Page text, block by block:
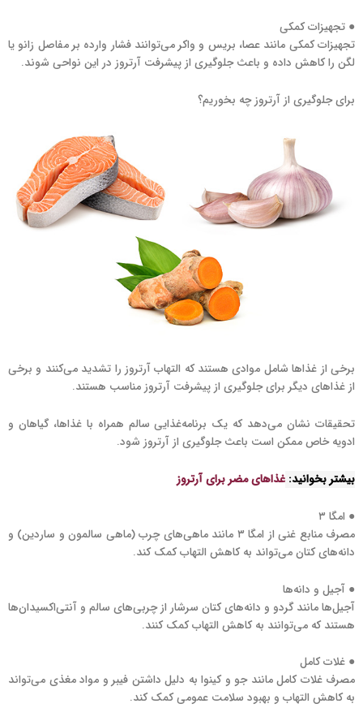
● تجهیزات کمکی
تجهیزات کمکی مانند عصا، بریس و واکر می‌توانند فشار وارده بر مفاصل زانو یا
لگن را کاهش داده و باعث جلوگیری از پیشرفت آرتروز در این نواحی شوند.
برای جلوگیری از آرتروز چه بخوریم؟
برخی از غذاها شامل موادی هستند که التهاب آرتروز را تشدید می‌کنند و برخی
از غذاهای دیگر برای جلوگیری از پیشرفت آرتروز مناسب هستند.
تحقیقات نشان می‌دهد که یک برنامه‌غذایی سالم همراه با غذاها، گیاهان و
ادویه‌ خاص ممکن است باعث جلوگیری از آرتروز شود.
بیشتر بخوانید: غذاهای مضر برای آرتروز
● امگا ۳
مصرف منابع غنی از امگا ۳ مانند ماهی‌های چرب (ماهی سالمون و ساردین) و
دانه‌های کتان می‌تواند به کاهش التهاب کمک کند.
● آجیل و دانه‌ها
آجیل‌ها مانند گردو و دانه‌های کتان سرشار از چربی‌های سالم و آنتی‌اکسیدان‌ها
هستند که می‌توانند به کاهش التهاب کمک کنند.
● غلات کامل
مصرف غلات کامل مانند جو و کینوا به دلیل داشتن فیبر و مواد مغذی می‌تواند
به کاهش التهاب و بهبود سلامت عمومی کمک کند.